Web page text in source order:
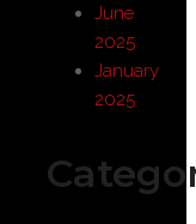
June
2025
January
2025